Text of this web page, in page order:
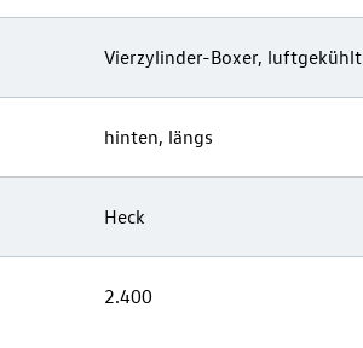
Vierzylinder-Boxer, luftgekühlt
hinten, längs
Heck
2.400